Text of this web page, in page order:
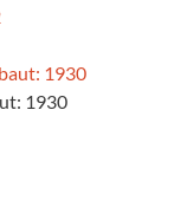
1930